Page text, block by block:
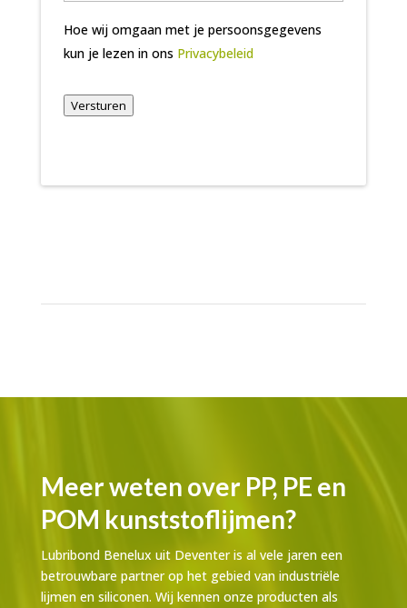
Hoe wij omgaan met je persoonsgegevens
kun je lezen in ons Privacybeleid
Versturen
Meer weten over PP, PE en
POM kunststoflijmen?
Lubribond Benelux uit Deventer is al vele jaren een
betrouwbare partner op het gebied van industriële
lijmen en siliconen. Wij kennen onze producten als